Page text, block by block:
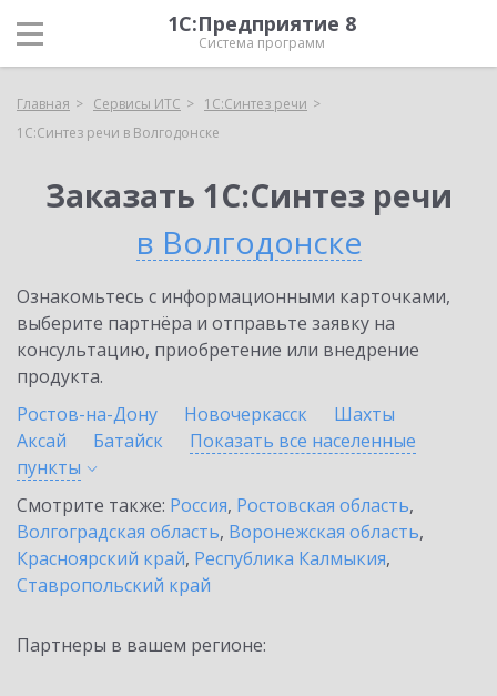
1С:Предприятие 8
Система программ
Главная Сервисы ИТС
1С:Синтез речи
1С:Синтез речи в Волгодонске
Заказать 1С:Синтез речи
в Волгодонске
Ознакомьтесь с информационными карточками,
выберите партнёра и отправьте заявку на
консультацию, приобретение или внедрение
продукта.
Ростов-на-Дону
Новочеркасск
Шахты
Аксай
Батайск
Показать все населенные
пункты
Смотрите также: Россия, Ростовская область,
Волгоградская область, Воронежская область,
Красноярский край, Республика Калмыкия,
Ставропольский край
Партнеры в вашем регионе: